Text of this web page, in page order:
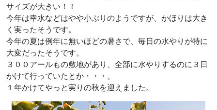
サイズが大きい！！
今年は幸水などはやや小ぶりのようですが、かほりは大き
く実ったそうです。
今年の夏は例年に無いほどの暑さで、毎日の水やりが特に
大変だったそうです。
３００アールもの敷地があり、全部に水やりするのに３日
かけて行っていたとか・・・。
１年かけてやっと実りの秋を迎えました。